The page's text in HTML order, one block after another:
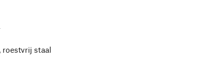
roestvrij staal